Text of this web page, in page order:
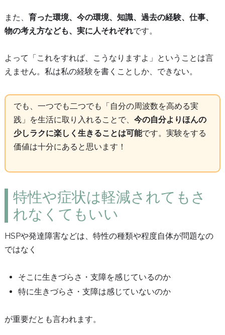
また、 育った環境、今の環境、知識、過去の経験、仕事、
物の考え方なども、実に人それぞれです。
よって「これをすれば、こうなりますよ」ということは言
えません。私は私の経験を書くことしか、できない。
でも、一つでも二つでも「自分の周波数を高める実
践」を生活に取り入れることで、 今の自分よりほんの
少しラクに楽しく生きることは可能です。実験をする
価値は十分にあると思います！
特性や症状は軽減されてもさ
れなくてもいい
HSPや発達障害などは、特性の種類や程度自体が問題なの
ではなく
そこに生きづらさ・支障を感じているのか
特に生きづらさ・支障は感じていないのか
が重要だとも言われます。